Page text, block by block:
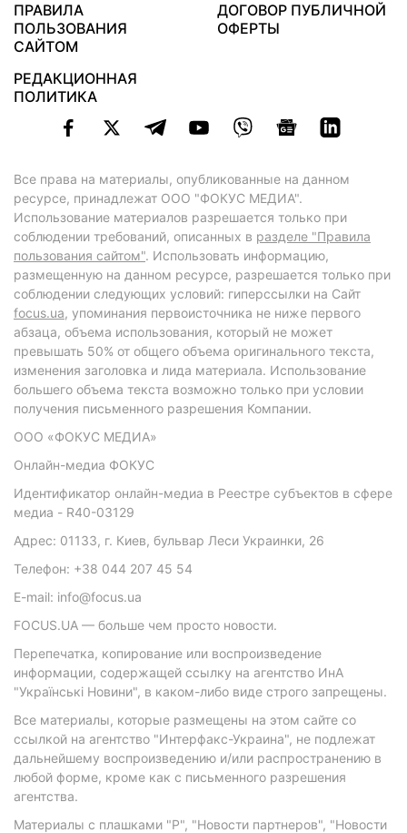
ПРАВИЛА
ПОЛЬЗОВАНИЯ
САЙТОМ
ДОГОВОР ПУБЛИЧНОЙ
ОФЕРТЫ
РЕДАКЦИОННАЯ
ПОЛИТИКА
Все права на материалы, опубликованные на данном
ресурсе, принадлежат ООО "ФОКУС МЕДИА".
Использование материалов разрешается только при
соблюдении требований, описанных в разделе "Правила
пользования сайтом". Использовать информацию,
размещенную на данном ресурсе, разрешается только при
соблюдении следующих условий: гиперссылки на Сайт
focus.ua, упоминания первоисточника не ниже первого
абзаца, объема использования, который не может
превышать 50% от общего объема оригинального текста,
изменения заголовка и лида материала. Использование
большего объема текста возможно только при условии
получения письменного разрешения Компании.
ООО «ФОКУС МЕДИА»
Онлайн-медиа ФОКУС
Идентификатор онлайн-медиа в Реестре субъектов в сфере
медиа - R40-03129
Адрес: 01133, г. Киев, бульвар Леси Украинки, 26
Телефон: +38 044 207 45 54
E-mail: info@focus.ua
FOCUS.UA — больше чем просто новости.
Перепечатка, копирование или воспроизведение
информации, содержащей ссылку на агентство ИнА
"Українські Новини", в каком-либо виде строго запрещены.
Все материалы, которые размещены на этом сайте со
ссылкой на агентство "Интерфакс-Украина", не подлежат
дальнейшему воспроизведению и/или распространению в
любой форме, кроме как с письменного разрешения
агентства.
Материалы с плашками "Р", "Новости партнеров", "Новости